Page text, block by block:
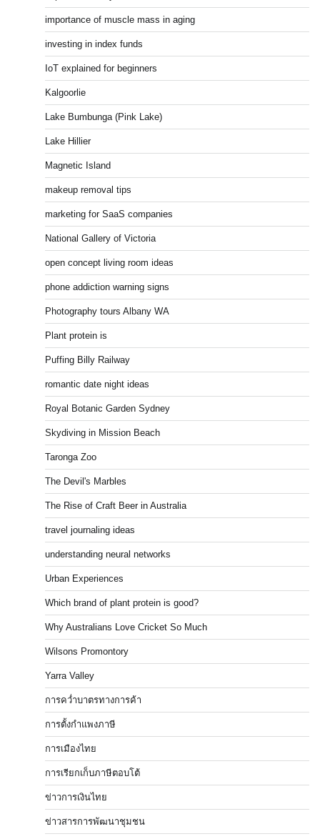
importance of muscle mass in aging
investing in index funds
IoT explained for beginners
Kalgoorlie
Lake Bumbunga (Pink Lake)
Lake Hillier
Magnetic Island
makeup removal tips
marketing for SaaS companies
National Gallery of Victoria
open concept living room ideas
phone addiction warning signs
Photography tours Albany WA
Plant protein is
Puffing Billy Railway
romantic date night ideas
Royal Botanic Garden Sydney
Skydiving in Mission Beach
Taronga Zoo
The Devil's Marbles
The Rise of Craft Beer in Australia
travel journaling ideas
understanding neural networks
Urban Experiences
Which brand of plant protein is good?
Why Australians Love Cricket So Much
Wilsons Promontory
Yarra Valley
การคว่ำบาตรทางการค้า
การตั้งกำแพงภาษี
การเมืองไทย
การเรียกเก็บภาษีตอบโต้
ข่าวการเงินไทย
ข่าวสารการพัฒนาชุมชน